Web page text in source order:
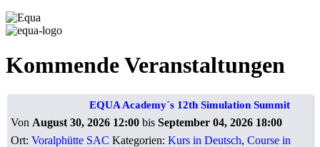
Kommende Veranstaltungen
EQUA Academy´s 12th Simulation Summit
Von August 30, 2026 12:00 bisSeptember 04, 2026 18:00
Ort:Voralphütte SAC Kategorien:Kurs in Deutsch,Course in